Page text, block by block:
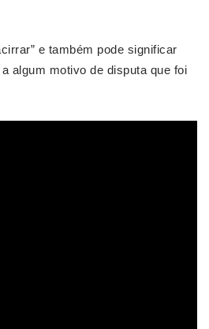
e também pode significar
algum motivo de disputa que foi